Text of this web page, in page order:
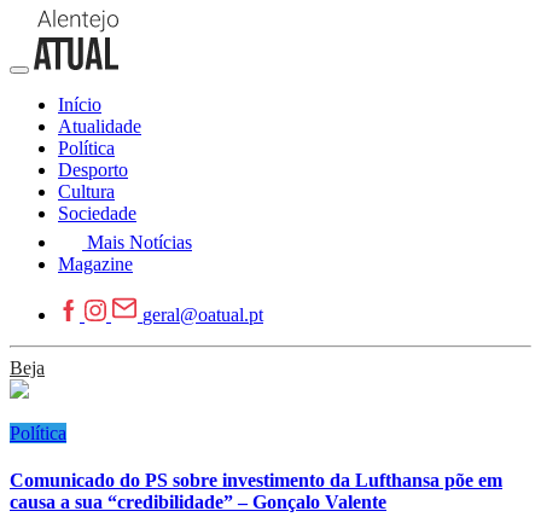
Início
Atualidade
Política
Desporto
Cultura
Sociedade
Mais Notícias
Magazine
geral@oatual.pt
Beja
Política
Comunicado do PS sobre investimento da Lufthansa põe em
causa a sua “credibilidade” – Gonçalo Valente